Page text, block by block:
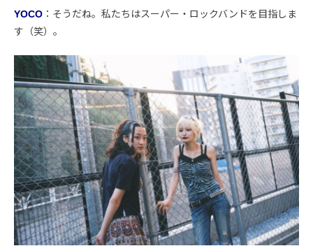
YOCO ：そうだね。私たちはスーパー・ロックバンドを目指しま
す（笑）。